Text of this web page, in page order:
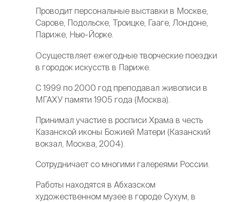
Проводит персональные выставки в Москве,
Сарове, Подольске, Троицке, Гааге, Лондоне,
Париже, Нью-Йорке.
Осуществляет ежегодные творческие поездки
в городок искусств в Париже.
С 1999 по 2000 год преподавал живописи в
МГАХУ памяти 1905 года (Москва).
Принимал участие в росписи Храма в честь
Казанской иконы Божией Матери (Казанский
вокзал, Москва, 2004).
Сотрудничает со многими галереями России.
Работы находятся в Абхазском
художественном музее в городе Сухум, в